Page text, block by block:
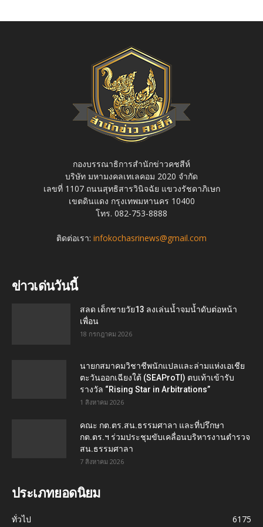
กองบรรณาธิการสำนักข่าวคชสีห์
บริษัท มหามงคลเทเลคอม 2020 จำกัด
เลขที่ 1107 ถนนสุทธิสารวินิจฉัย แขวงรัชดาภิเษก
เขตดินแดง กรุงเทพมหานคร 10400
โทร. 082-753-8888
ติดต่อเรา: infokochasrinews@gmail.com
ข่าวเด่นวันนี้
สลด เด็กชายวัย13 ลงเล่นน้ำจมน้ำดับต่อหน้า
เพื่อน
18 กรกฎาคม 2026
นายกสมาคมวิชาชีพนักแปลและล่ามแห่งเอเชีย
ตะวันออกเฉียงใต้ (SEAProTI) ตบเท้าเข้ารับ
รางวัล “Rising Star in Arbitrations”
1 สิงหาคม 2026
คณะ กต.ตร.สน.ธรรมศาลา และที่ปรึกษา
กต.ตร.ฯ ร่วมประชุมขับเคลื่อนบริหารงานตำรวจ
สน.ธรรมศาลา
7 สิงหาคม 2026
ประเภทยอดนิยม
ทั่วไป 6175